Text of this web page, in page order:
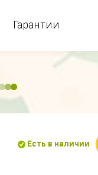
Гарантии
Есть в наличии